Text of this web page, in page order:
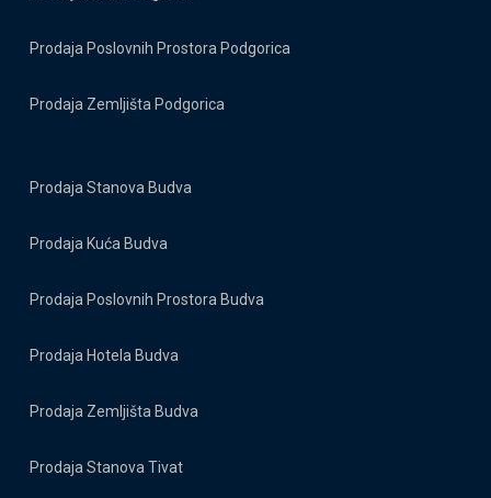
Prodaja Poslovnih Prostora Podgorica
Prodaja Zemljišta Podgorica
Prodaja Stanova Budva
Prodaja Kuća Budva
Prodaja Poslovnih Prostora Budva
Prodaja Hotela Budva
Prodaja Zemljišta Budva
Prodaja Stanova Tivat